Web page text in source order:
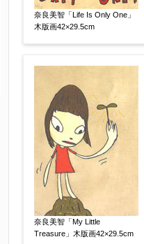
メールアドレス 【必
※送信完了後こちら
送信確認メールをお
ールが受信されない
いか、アドレス間違
により弊社からのお
ざいますので、お電話(
合わせください。
奈良美智「Life Is Only One」
木版画42×29.5cm
奈良美智「My Little
Treasure」木版画42×29.5cm